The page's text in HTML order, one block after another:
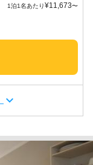
1泊1名あたり¥11,673〜